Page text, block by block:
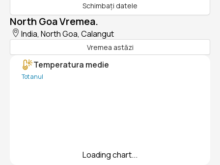
Schimbați datele
North Goa Vremea.
India, North Goa, Calangut
Vremea astăzi
Temperatura medie
Tot anul
Loading chart...